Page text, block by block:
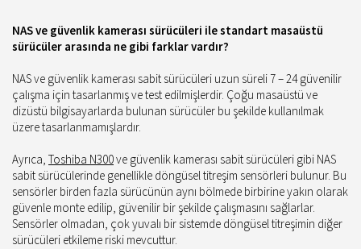
NAS ve güvenlik kamerası sürücüleri ile standart masaüstü
sürücüler arasında ne gibi farklar vardır?
NAS ve güvenlik kamerası sabit sürücüleri uzun süreli 7 – 24 güvenilir
çalışma için tasarlanmış ve test edilmişlerdir. Çoğu masaüstü ve
dizüstü bilgisayarlarda bulunan sürücüler bu şekilde kullanılmak
üzere tasarlanmamışlardır.
Ayrıca, Toshiba N300ve güvenlik kamerası sabit sürücüleri gibi NAS
sabit sürücülerinde genellikle döngüsel titreşim sensörleri bulunur. Bu
sensörler birden fazla sürücünün aynı bölmede birbirine yakın olarak
güvenle monte edilip, güvenilir bir şekilde çalışmasını sağlarlar.
Sensörler olmadan, çok yuvalı bir sistemde döngüsel titreşimin diğer
sürücüleri etkileme riski mevcuttur.